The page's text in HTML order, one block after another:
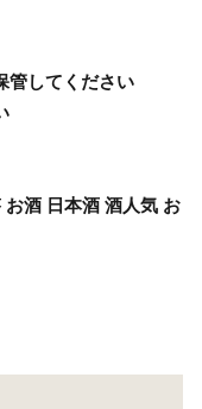
管してください
お酒 日本酒 酒人気 お